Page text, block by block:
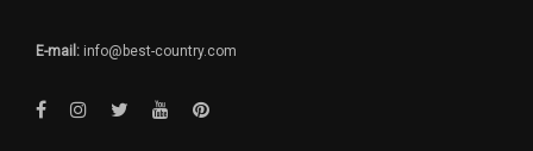
E-mail: info@best-country.com